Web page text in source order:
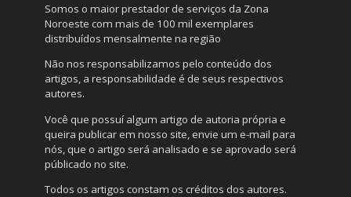
Somos o maior prestador de serviços da Zona
Noroeste com mais de 100 mil exemplares
distribuídos mensalmente na região
Não nos responsabilizamos pelo conteúdo dos
artigos, a responsabilidade é de seus respectivos
autores.
Você que possuí algum artigo de autoria própria e
queira publicar em nosso site, envie um e-mail para
nós, que o artigo será analisado e se aprovado será
públicado no site.
Todos os artigos constam os créditos dos autores.